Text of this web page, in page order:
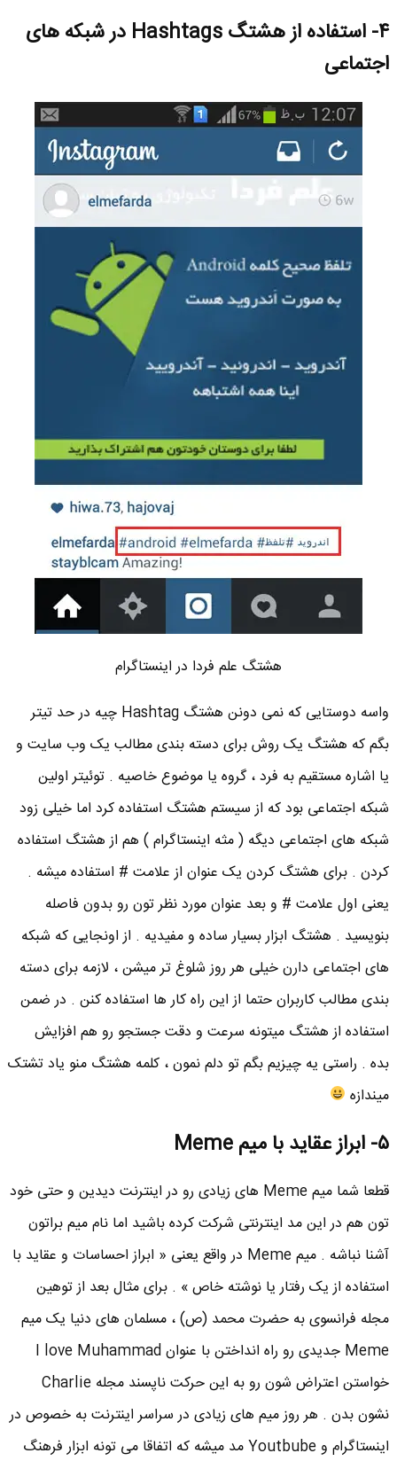
۴- استفاده از هشتگ Hashtags در شبکه های
اجتماعی
هشتگ علم فردا در اینستاگرام
واسه دوستایی که نمی دونن هشتگ Hashtag چیه در حد تیتر
بگم که هشتگ یک روش برای دسته بندی مطالب یک وب سایت و
یا اشاره مستقیم به فرد ، گروه یا موضوع خاصیه . توئیتر اولین
شبکه اجتماعی بود که از سیستم هشتگ استفاده کرد اما خیلی زود
شبکه های اجتماعی دیگه ( مثه اینستاگرام ) هم از هشتگ استفاده
کردن . برای هشتگ کردن یک عنوان از علامت # استفاده میشه .
یعنی اول علامت # و بعد عنوان مورد نظر تون رو بدون فاصله
بنویسید . هشتگ ابزار بسیار ساده و مفیدیه . از اونجایی که شبکه
های اجتماعی دارن خیلی هر روز شلوغ تر میشن ، لازمه برای دسته
بندی مطالب کاربران حتما از این راه کار ها استفاده کنن . در ضمن
استفاده از هشتگ میتونه سرعت و دقت جستجو رو هم افزایش
بده . راستی یه چیزیم بگم تو دلم نمون ، کلمه هشتگ منو یاد تشتک
میندازه
۵- ابراز عقاید با میم Meme
قطعا شما میم Meme های زیادی رو در اینترنت دیدین و حتی خود
تون هم در این مد اینترنتی شرکت کرده باشید اما نام میم براتون
آشنا نباشه . میم Meme در واقع یعنی « ابراز احساسات و عقاید با
استفاده از یک رفتار یا نوشته خاص » . برای مثال بعد از توهین
مجله فرانسوی به حضرت محمد (ص) ، مسلمان های دنیا یک میم
Meme جدیدی رو راه انداختن با عنوان I love Muhammad
خواستن اعتراض شون رو به این حرکت ناپسند مجله Charlie
نشون بدن . هر روز میم های زیادی در سراسر اینترنت به خصوص در
اینستاگرام و Youtbube مد میشه که اتفاقا می تونه ابزار فرهنگ